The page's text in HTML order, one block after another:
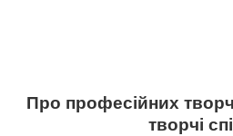
Про професійних
творчі